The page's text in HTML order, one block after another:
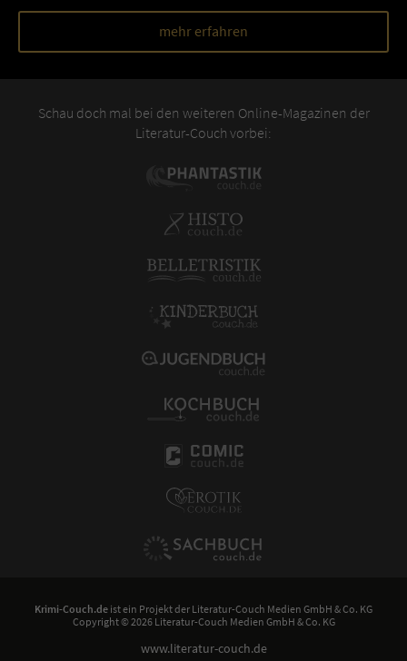
mehr erfahren
Schau doch mal bei den weiteren Online-Magazinen der
Literatur-Couch vorbei:
Krimi-Couch.de ist ein Projekt der Literatur-Couch Medien GmbH & Co. KG
Copyright © 2026 Literatur-Couch Medien GmbH & Co. KG
www.literatur-couch.de